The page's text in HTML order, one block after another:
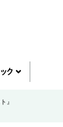
』